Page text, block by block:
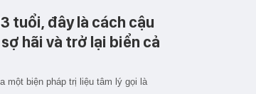
tuổi, đây là cách cậu
hãi và trở lại biển cả
một biện pháp trị liệu tâm lý gọi là